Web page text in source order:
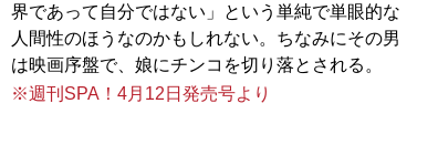
界であって自分ではない」という単純で単眼的な
人間性のほうなのかもしれない。ちなみにその男
※週刊SPA！4月12日発売号より